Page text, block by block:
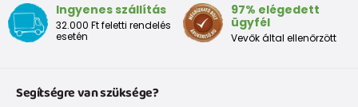
Ingyenes szállítás
32.000 Ft feletti rendelés
esetén
97% elégedett
ügyfél
Vevők által ellenőrzött
Segítségre van szüksége?